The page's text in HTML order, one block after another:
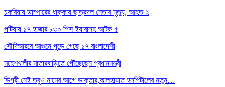
চকরিয়ায় ডাম্পারের ধাক্কায় ছাত্রদল নেতার মৃত্যু, আহত ২
পটিয়ায় ১৭ হাজার ৮৩০ পিস ইয়াবাসহ আটক ৫
সৌদিআরবে আগুনে পুড়ে গেছে ১৭ বাংলাদেশী
মহেশখালীর মাতারবাড়িতে পৌঁছেছেন প্রধানমন্ত্রী
ডিগ্রী নেই তবুও নামের আগে ডাক্তার,আলহায়াত হসপিটালের নতুন…